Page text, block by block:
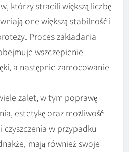
którzy stracili większą liczbę
one większą stabilność i
Proces zakładania
wszczepienie
a następnie zamocowanie
zalet, w tym poprawę
estetykę oraz możliwość
w przypadku
mają również swoje